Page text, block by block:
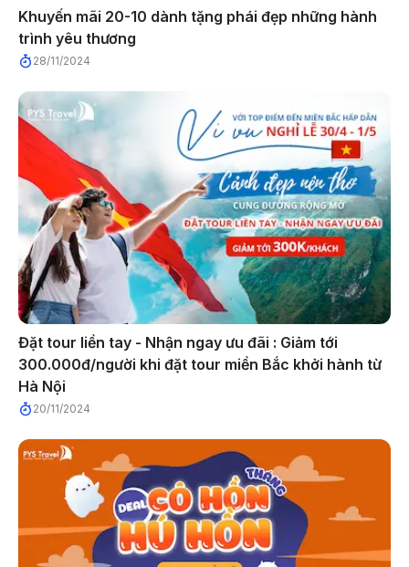
Khuyến mãi 20-10 dành tặng phái đẹp những hành
trình yêu thương
28/11/2024
Đặt tour liền tay - Nhận ngay ưu đãi : Giảm tới
300.000đ/người khi đặt tour miền Bắc khởi hành từ
Hà Nội
20/11/2024